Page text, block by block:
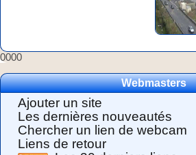
0000
Webmasters
Ajouter un site
Les dernières nouveautés
Chercher un lien de webcam
Liens de retour